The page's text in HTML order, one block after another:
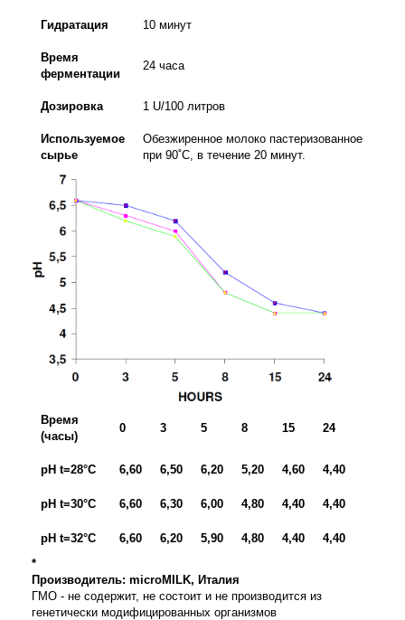
Гидратация 10 минут
Время
ферментации
24 часа
Дозировка 1 U/100 литров
Используемое
сырье
Обезжиренное молоко пастеризованное
при 90˚С, в течение 20 минут.
Время
(часы)
0 3 5 8 15 24
pH t=28°C 6,60 6,50 6,20 5,20 4,60 4,40
pH t=30°C 6,60 6,30 6,00 4,80 4,40 4,40
pH t=32°C 6,60 6,20 5,90 4,80 4,40
4,40
*
Производитель: microMILK, Италия
ГМО - не содержит, не состоит и не производится из
генетически модифицированных организмов